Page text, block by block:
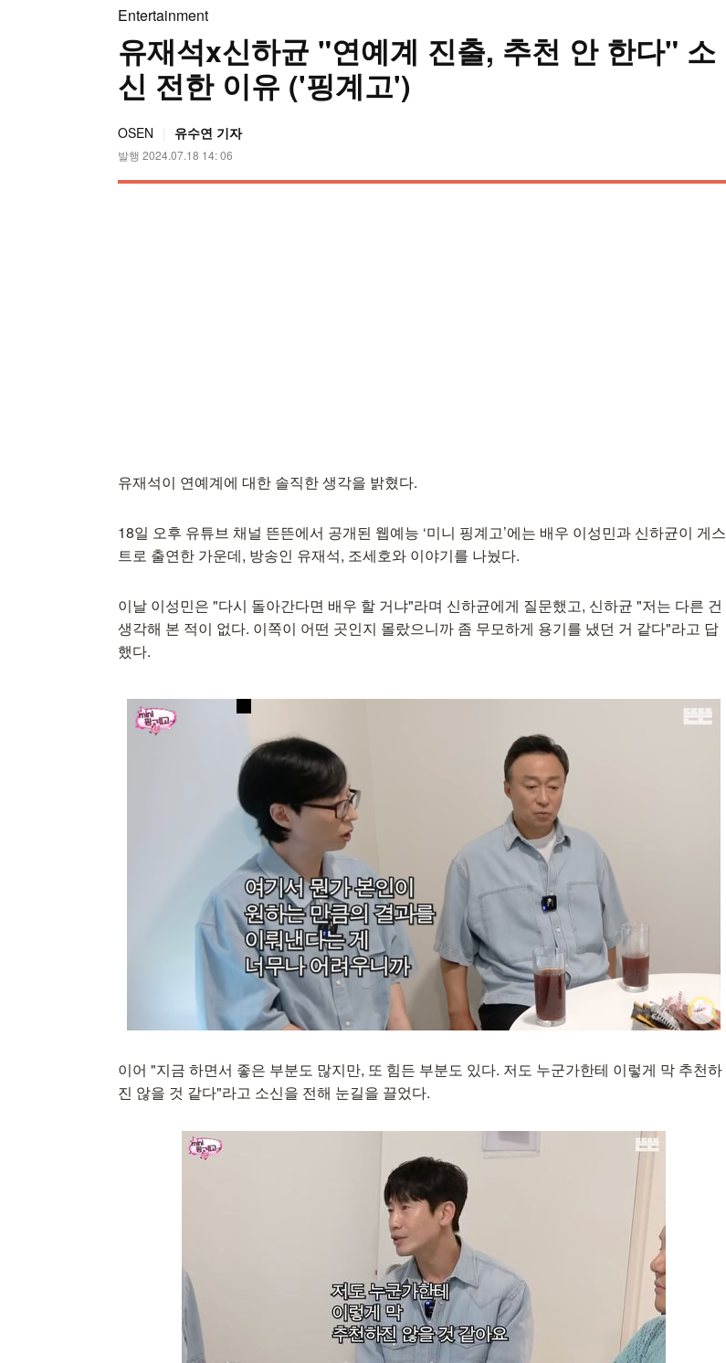
Entertainment
유재석x신하균 "연예계 진출, 추천 안 한다" 소
신 전한 이유 ('핑계고')
OSEN 유수연 기자
발행 2024.07.18 14: 06
유재석이 연예계에 대한 솔직한 생각을 밝혔다.
18일 오후 유튜브 채널 뜬뜬에서 공개된 웹예능 ‘미니 핑계고’에는 배우 이성민과 신하균이 게스
트로 출연한 가운데, 방송인 유재석, 조세호와 이야기를 나눴다.
이날 이성민은 "다시 돌아간다면 배우 할 거냐"라며 신하균에게 질문했고, 신하균 "저는 다른 건
생각해 본 적이 없다. 이쪽이 어떤 곳인지 몰랐으니까 좀 무모하게 용기를 냈던 거 같다"라고 답
했다.
이어 "지금 하면서 좋은 부분도 많지만, 또 힘든 부분도 있다. 저도 누군가한테 이렇게 막 추천하
진 않을 것 같다"라고 소신을 전해 눈길을 끌었다.